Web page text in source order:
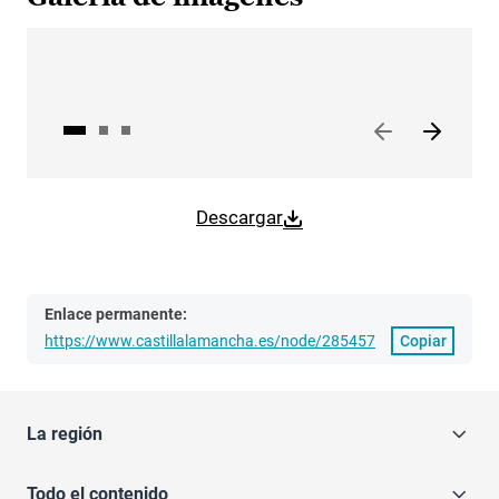
Descargar
Enlace permanente:
https://www.castillalamancha.es/node/285457
Copiar
La región
Todo el contenido